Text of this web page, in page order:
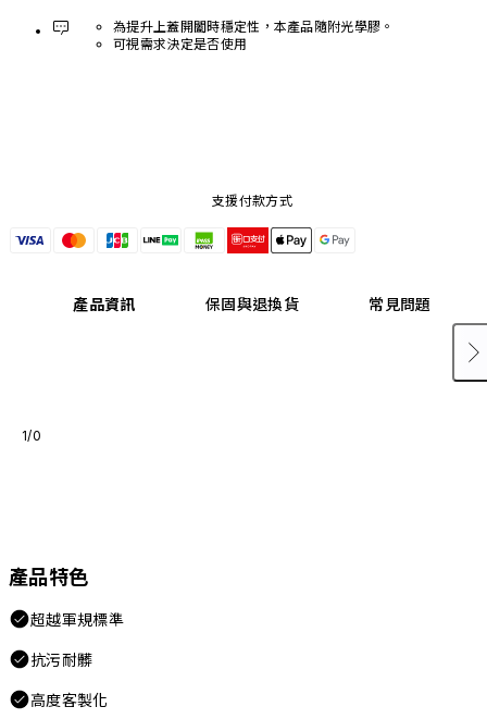
為提升上蓋開闔時穩定性，本產品隨附光學膠。
可視需求決定是否使用
支援付款方式
產品資訊 保固與退換貨 常見問題
1/0
產品特色
超越軍規標準
抗污耐髒
高度客製化